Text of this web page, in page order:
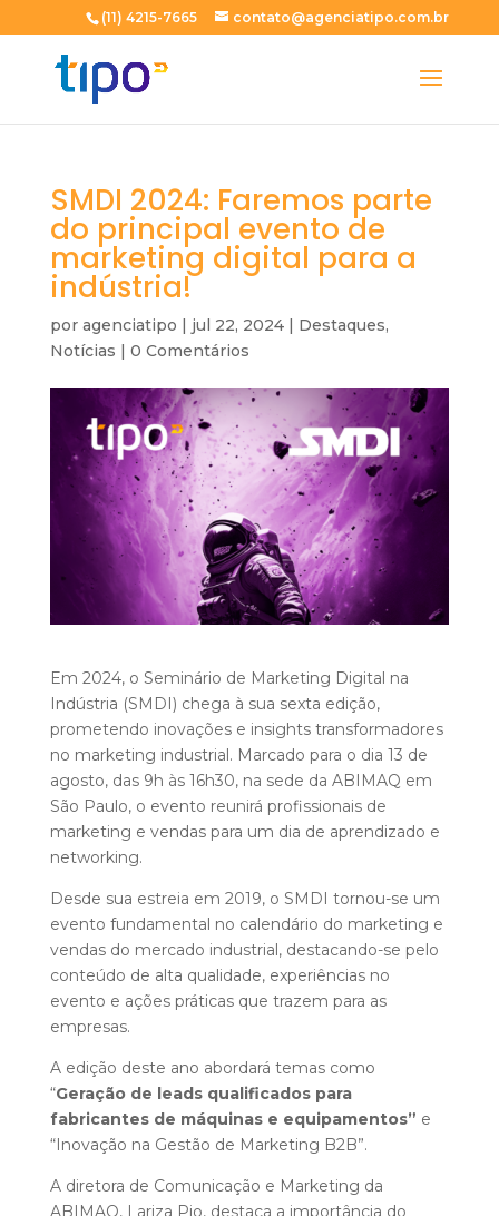
(11) 4215-7665 contato@agenciatipo.com.br
SMDI 2024: Faremos parte
do principal evento de
marketing digital para a
indústria!
por agenciatipo | jul 22, 2024| Destaques,
Notícias | 0 Comentários
Em 2024, o Seminário de Marketing Digital na
Indústria (SMDI) chega à sua sexta edição,
prometendo inovações e insights transformadores
no marketing industrial. Marcado para o dia 13 de
agosto, das 9h às 16h30, na sede da ABIMAQ em
São Paulo, o evento reunirá profissionais de
marketing e vendas para um dia de aprendizado e
networking.
Desde sua estreia em 2019, o SMDI tornou-se um
evento fundamental no calendário do marketing e
vendas do mercado industrial, destacando-se pelo
conteúdo de alta qualidade, experiências no
evento e ações práticas que trazem para as
empresas.
A edição deste ano abordará temas como
“Geração de leads qualificados para
fabricantes de máquinas e equipamentos” e
“Inovação na Gestão de Marketing B2B”.
A diretora de Comunicação e Marketing da
ABIMAQ, Lariza Pio, destaca a importância do